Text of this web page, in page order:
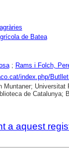
de Batea
; Rams i Folch,
index.php/
Muntaner;
de Catalunya;
a aquest